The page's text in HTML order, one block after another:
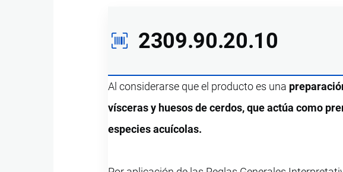
2309.90.20.10
Al considerarse que el producto es una
vísceras y huesos de cerdos, que actúa como
especies acuícolas.